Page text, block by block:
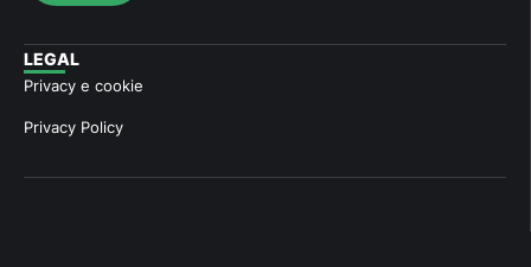
LEGAL
Privacy e cookie
Privacy Policy